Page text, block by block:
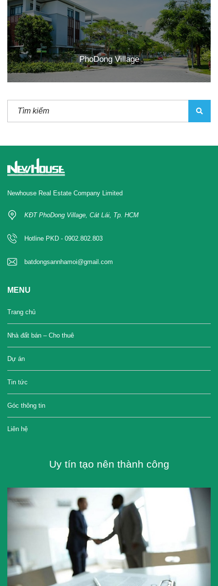
PhoDong Village
Newhouse Real Estate Company Limited
KĐT PhoDong Village, Cát Lái, Tp. HCM
Hotline PKD - 0902.802.803
batdongsannhamoi@gmail.com
MENU
Trang chủ
Nhà đất bán – Cho thuê
Dự án
Tin tức
Góc thông tin
Liên hệ
Uy tín tạo nên thành công